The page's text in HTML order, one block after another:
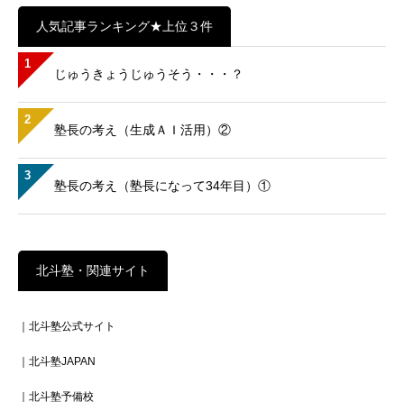
人気記事ランキング★上位３件
1
じゅうきょうじゅうそう・・・？
2
塾長の考え（生成ＡＩ活用）②
3
塾長の考え（塾長になって34年目）①
北斗塾・関連サイト
｜北斗塾公式サイト
｜北斗塾JAPAN
｜北斗塾予備校